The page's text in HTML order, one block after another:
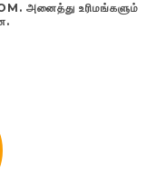
அனைத்து உரிமங்களும்